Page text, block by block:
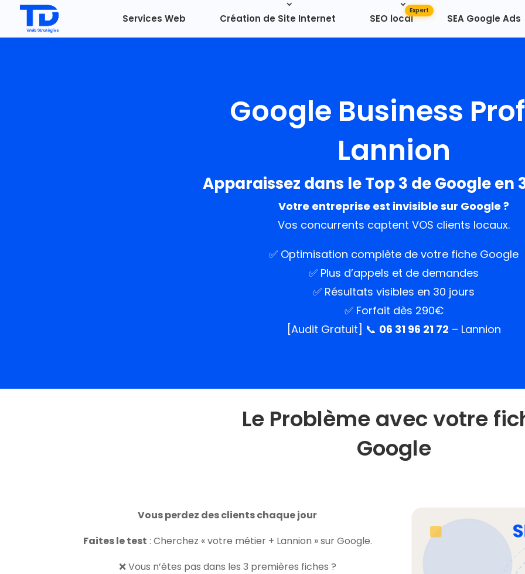
Services Web Création de Site Internet SEO local SEA Google Ads
Google Business
Lannion
Apparaissez dans le Top 3 de Google en
Votre entreprise est invisible sur Google ?
Vos concurrents captent VOS clients locaux.
✅ Optimisation complète de votre fiche Google
✅ Plus d’appels et de demandes
✅ Résultats visibles en 30 jours
✅ Forfait dès 290€
[Audit Gratuit] 📞 06 31 96 21 72 – Lannion
Le Problème avec votre
Google
Vous perdez des clients chaque jour
Faites le test : Cherchez « votre métier + Lannion » sur Google.
❌ Vous n’êtes pas dans les 3 premières fiches ?